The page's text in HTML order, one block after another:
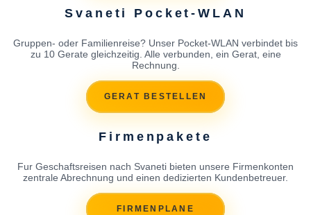
Svaneti Pocket-WLAN
Gruppen- oder Familienreise? Unser Pocket-WLAN verbindet bis
zu 10 Gerate gleichzeitig. Alle verbunden, ein Gerat, eine
Rechnung.
GERAT BESTELLEN
Firmenpakete
Fur Geschaftsreisen nach Svaneti bieten unsere Firmenkonten
zentrale Abrechnung und einen dedizierten Kundenbetreuer.
FIRMENPLANE